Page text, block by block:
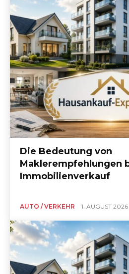
Die Bedeutung von
Maklerempfehlungen
Immobilienverkauf
AUTO / VERKEHR 1. AUGUST 2026